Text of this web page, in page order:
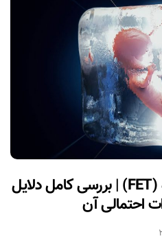
روش انتقال جنین یخ زده (FET) | بررسی کامل دلایل